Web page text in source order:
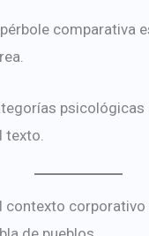
comparativa
psicológicas
texto.
contexto corporativo